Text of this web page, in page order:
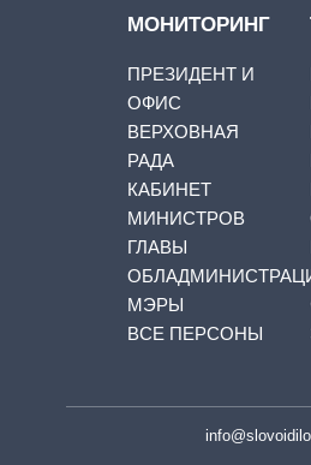
МОНИТОРИНГ
ПРЕЗИДЕНТ И
ОФИС
ВЕРХОВНАЯ
РАДА
КАБИНЕТ
МИНИСТРОВ
ГЛАВЫ
МЭРЫ
ВСЕ ПЕРСОНЫ